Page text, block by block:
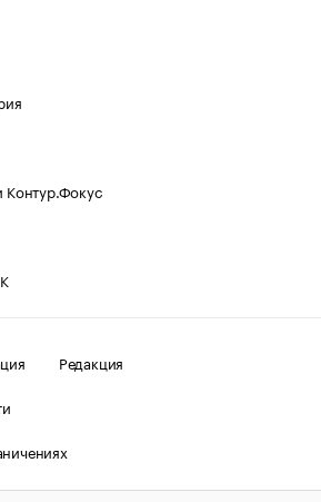
Контур.Фокус
Редакция
О соблюдении авторских прав